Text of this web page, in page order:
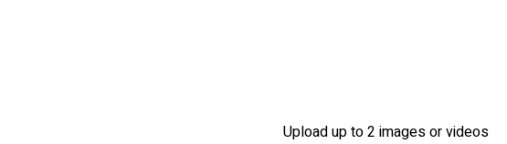
Upload up to 2 images or videos